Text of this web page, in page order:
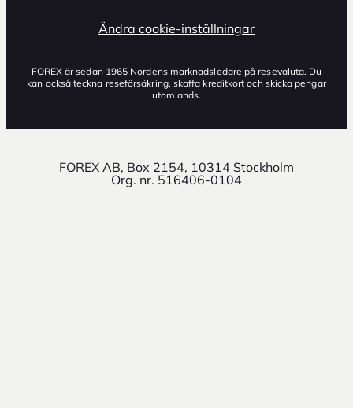
Ändra cookie-inställningar
FOREX är sedan 1965 Nordens marknadsledare på resevaluta. Du
kan också teckna reseförsäkring, skaffa kreditkort och skicka pengar
utomlands.
FOREX AB, Box 2154, 10314 Stockholm
Org. nr. 516406-0104